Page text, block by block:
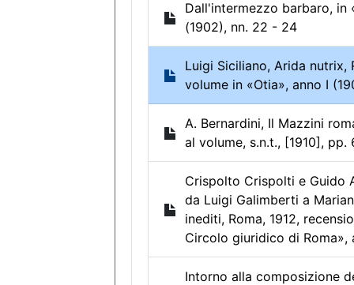
Dall'intermezzo barbaro, in
(1902), nn. 22 - 24
Luigi Siciliano, Arida nutrix,
volume in «Otia», anno I
A. Bernardini, Il Mazzini
al volume, s.n.t., [1910], pp.
Crispolto Crispolti e Guido
da Luigi Galimberti a
inediti, Roma, 1912,
Circolo giuridico di Roma»,
Intorno alla composizione